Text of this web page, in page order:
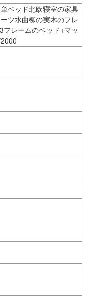
ベッド北欧寝室の家具
ツ水曲柳の実木のフレ
レームのベッド+マッ